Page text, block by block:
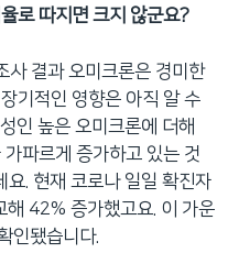
로 따지면 크지 않군요?
사 결과 오미크론은 경미한
기적인 영향은 아직 알 수
인 높은 오미크론에 더해
파르게 증가하고 있는 것
요. 현재 코로나 일일 확진자
42% 증가했고요. 이 가운
인됐습니다.